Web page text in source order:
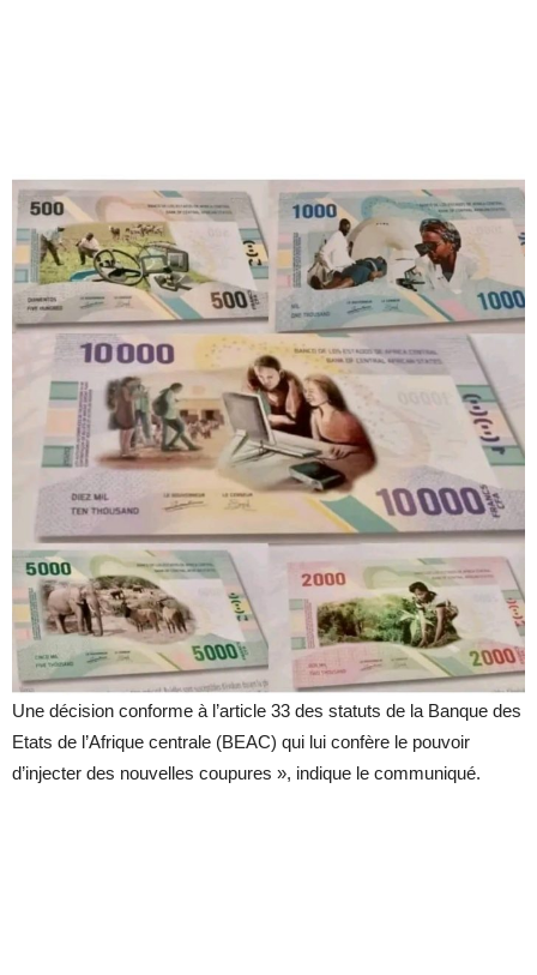
Une décision conforme à l’article 33 des statuts de la Banque des
Etats de l’Afrique centrale (BEAC) qui lui confère le pouvoir
d’injecter des nouvelles coupures », indique le communiqué.